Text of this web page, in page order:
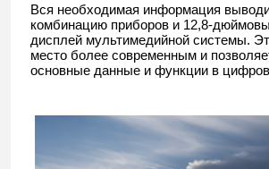
Вся необходимая информация
комбинацию приборов и 12,8-
дисплей мультимедийной системы.
место более современным и
основные данные и функции в